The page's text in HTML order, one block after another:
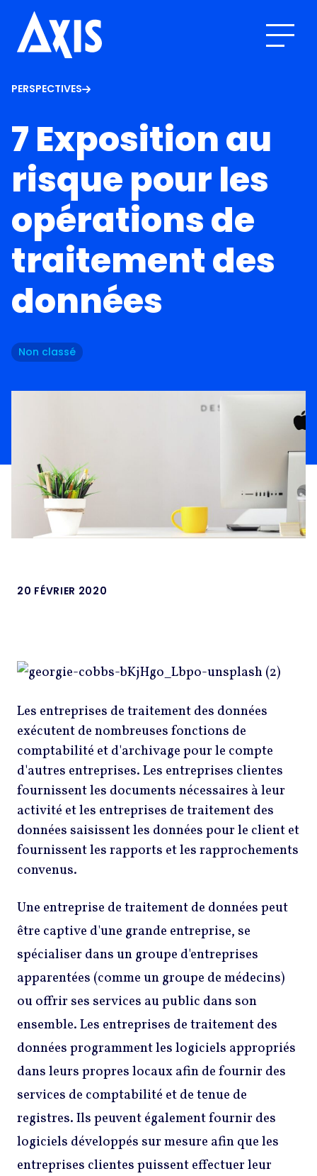
PERSPECTIVES
7 Exposition au
risque pour les
opérations de
traitement des
données
Non classé
20 FÉVRIER 2020
Les entreprises de traitement des données
exécutent de nombreuses fonctions de
comptabilité et d'archivage pour le compte
d'autres entreprises. Les entreprises clientes
fournissent les documents nécessaires à leur
activité et les entreprises de traitement des
données saisissent les données pour le client et
fournissent les rapports et les rapprochements
convenus.
Une entreprise de traitement de données peut
être captive d'une grande entreprise, se
spécialiser dans un groupe d'entreprises
apparentées (comme un groupe de médecins)
ou offrir ses services au public dans son
ensemble. Les entreprises de traitement des
données programment les logiciels appropriés
dans leurs propres locaux afin de fournir des
services de comptabilité et de tenue de
registres. Ils peuvent également fournir des
logiciels développés sur mesure afin que les
entreprises clientes puissent effectuer leur